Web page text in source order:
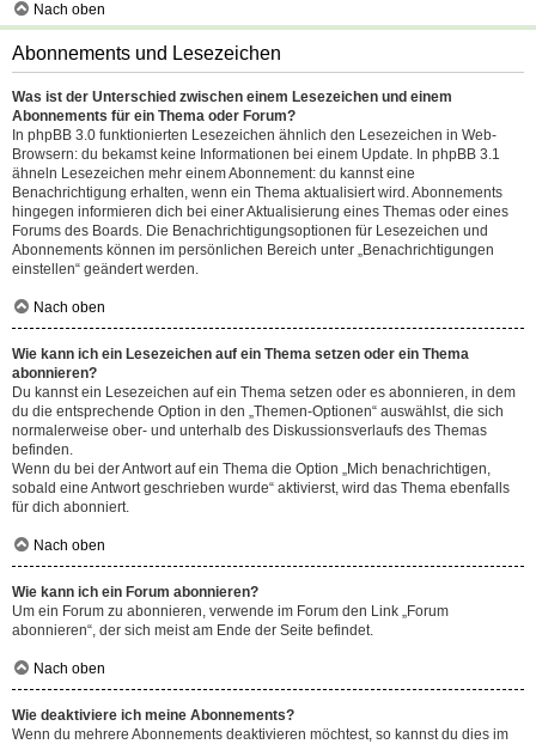
Nach oben
Abonnements und Lesezeichen
Was ist der Unterschied zwischen einem Lesezeichen und einem
Abonnements für ein Thema oder Forum?
In phpBB 3.0 funktionierten Lesezeichen ähnlich den Lesezeichen in Web-
Browsern: du bekamst keine Informationen bei einem Update. In phpBB 3.1
ähneln Lesezeichen mehr einem Abonnement: du kannst eine
Benachrichtigung erhalten, wenn ein Thema aktualisiert wird. Abonnements
hingegen informieren dich bei einer Aktualisierung eines Themas oder eines
Forums des Boards. Die Benachrichtigungsoptionen für Lesezeichen und
Abonnements können im persönlichen Bereich unter „Benachrichtigungen
einstellen“ geändert werden.
Nach oben
Wie kann ich ein Lesezeichen auf ein Thema setzen oder ein Thema
abonnieren?
Du kannst ein Lesezeichen auf ein Thema setzen oder es abonnieren, in dem
du die entsprechende Option in den „Themen-Optionen“ auswählst, die sich
normalerweise ober- und unterhalb des Diskussionsverlaufs des Themas
befinden.
Wenn du bei der Antwort auf ein Thema die Option „Mich benachrichtigen,
sobald eine Antwort geschrieben wurde“ aktivierst, wird das Thema ebenfalls
für dich abonniert.
Nach oben
Wie kann ich ein Forum abonnieren?
Um ein Forum zu abonnieren, verwende im Forum den Link „Forum
abonnieren“, der sich meist am Ende der Seite befindet.
Nach oben
Wie deaktiviere ich meine Abonnements?
Wenn du mehrere Abonnements deaktivieren möchtest, so kannst du dies im